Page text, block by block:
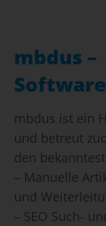
mbdus –
mbdus ist ein
und betreut
den
– Manuelle
und
– SEO Such-